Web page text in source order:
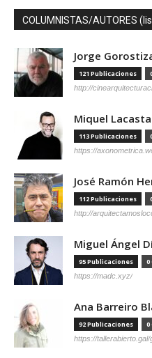
COLUMNISTAS/AUTORES
Jorge
121 Publicaciones
http://
Miquel
113 Publicaciones
https://
José Ramón
112 Publicaciones
http://
Miguel Ángel
95 Publicaciones 0
https://madc.xyz/
Ana Barreiro
92 Publicaciones 0
https://tallerabierto.gal/